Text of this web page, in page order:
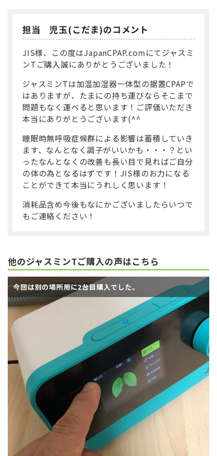
担当 児玉(こだま)のコメント
JIS様、この度はJapanCPAP.comにてジャスミ
ンTご購入誠にありがとうございました！
ジャスミンTは加温加湿器一体型の据置CPAPで
はありますが、たまにの持ち運びならそこまで
問題もなく運べると思います！ご評価いただき
本当にありがとうございます(^^
睡眠時無呼吸症候群による影響は蓄積していき
ます、なんとなく調子がいいかも・・・？とい
ったなんとなくの改善も長い目で見ればご自分
の体の為となるはずです！JIS様のお力になる
ことができて本当にうれしく思います！
消耗品含め今後もなにかございましたらいつで
もご連絡ください！
他のジャスミンTご購入の声はこちら
今回は別の場所用に2台目購入でした。